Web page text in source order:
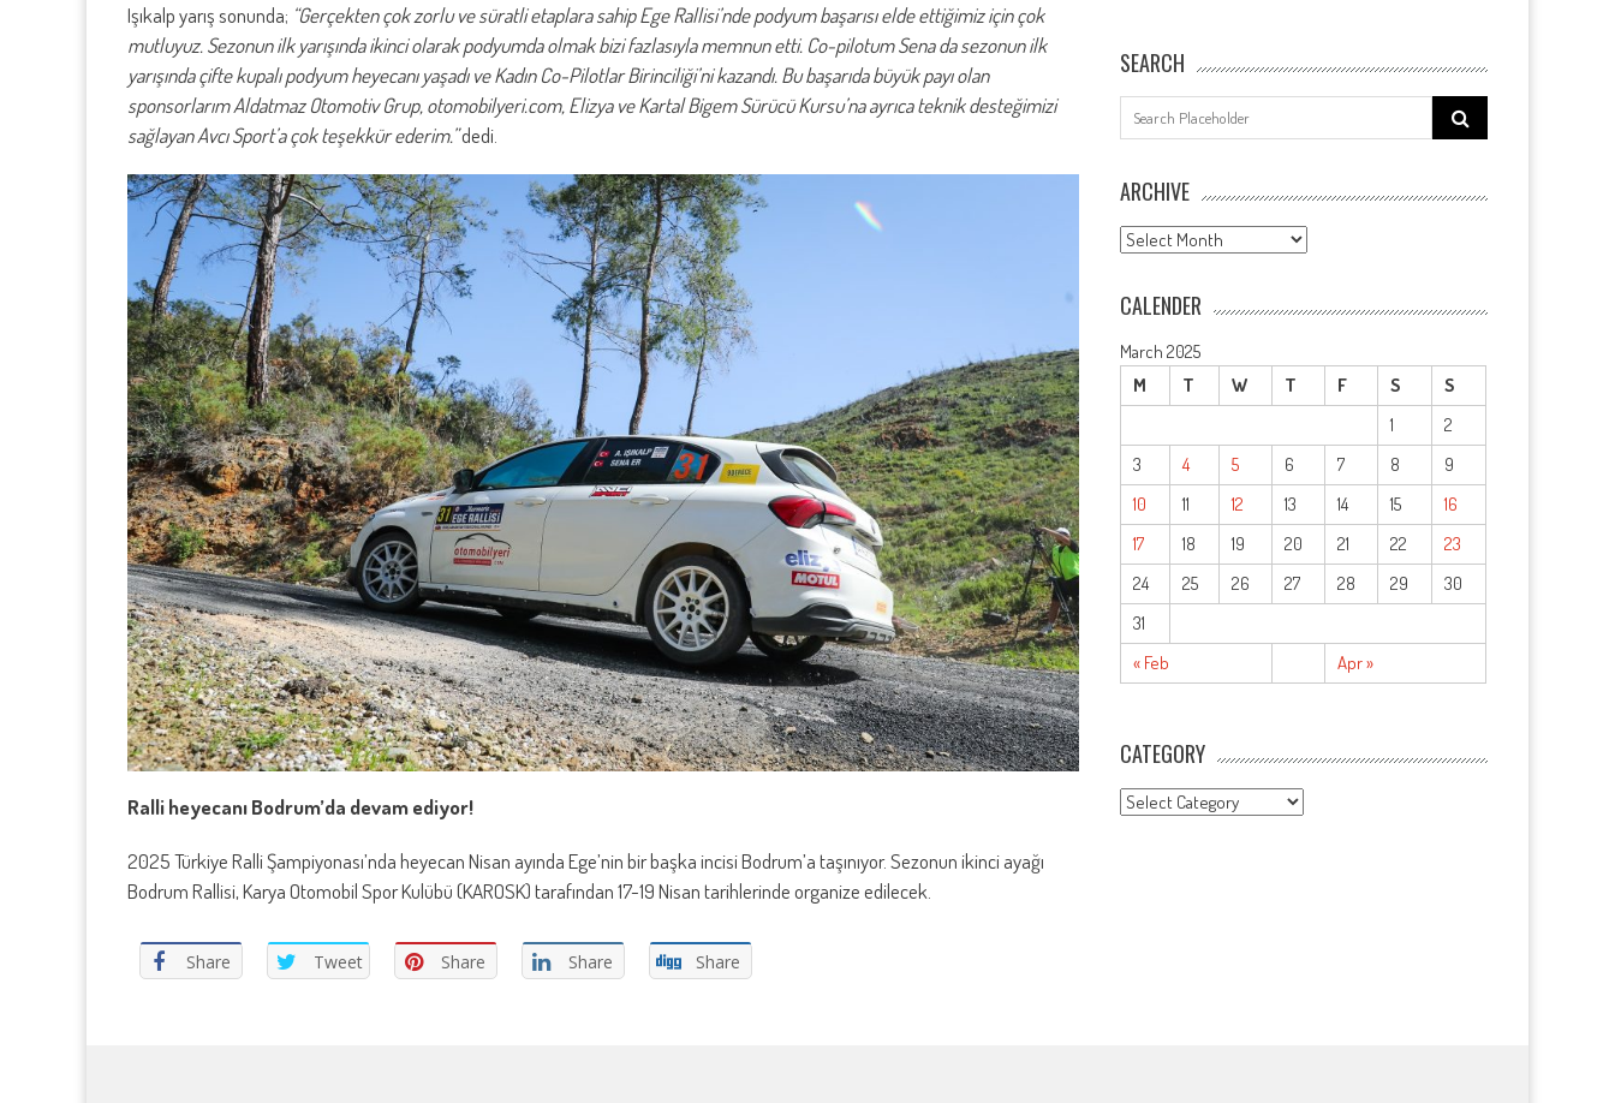
Işıkalp yarış sonunda; “Gerçekten çok zorlu ve süratli etaplara sahip Ege Rallisi’nde podyum başarısı elde ettiğimiz için çok
mutluyuz. Sezonun ilk yarışında ikinci olarak podyumda olmak bizi fazlasıyla memnun etti. Co-pilotum Sena da sezonun ilk
yarışında çifte kupalı podyum heyecanı yaşadı ve Kadın Co-Pilotlar Birinciliği’ni kazandı. Bu başarıda büyük payı olan
sponsorlarım Aldatmaz Otomotiv Grup, otomobilyeri.com, Elizya ve Kartal Bigem Sürücü Kursu’na ayrıca teknik desteğimizi
sağlayan Avcı Sport’a çok teşekkür ederim.”dedi.
Ralli heyecanı Bodrum’da devam ediyor!
2025 Türkiye Ralli Şampiyonası’nda heyecan Nisan ayında Ege’nin bir başka incisi Bodrum’a taşınıyor. Sezonun ikinci ayağı
Bodrum Rallisi, Karya Otomobil Spor Kulübü (KAROSK) tarafından 17-19 Nisan tarihlerinde organize edilecek.
Share Tweet Share Share Share
SEARCH
Search
for:
ARCHIVE
ARCHIVE
CALENDER
March 2025
M
T W T F S S
« Feb Apr »
1
2
3
4 5 6 7 8
9
10
11 12 13 14 15
16
17
18 19 20 21 22
23
24
25 26 27 28 29
30
31
CATEGORY
CATEGORY